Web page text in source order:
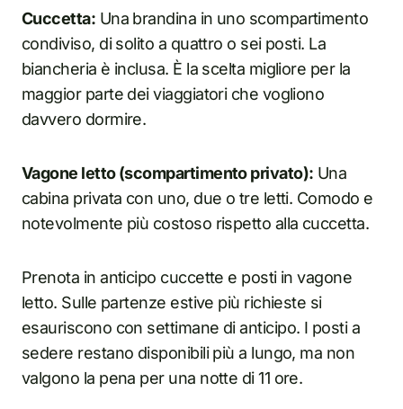
Cuccetta: Una brandina in uno scompartimento
condiviso, di solito a quattro o sei posti. La
biancheria è inclusa. È la scelta migliore per la
maggior parte dei viaggiatori che vogliono
davvero dormire.
Vagone letto (scompartimento privato): Una
cabina privata con uno, due o tre letti. Comodo e
notevolmente più costoso rispetto alla cuccetta.
Prenota in anticipo cuccette e posti in vagone
letto. Sulle partenze estive più richieste si
esauriscono con settimane di anticipo. I posti a
sedere restano disponibili più a lungo, ma non
valgono la pena per una notte di 11 ore.